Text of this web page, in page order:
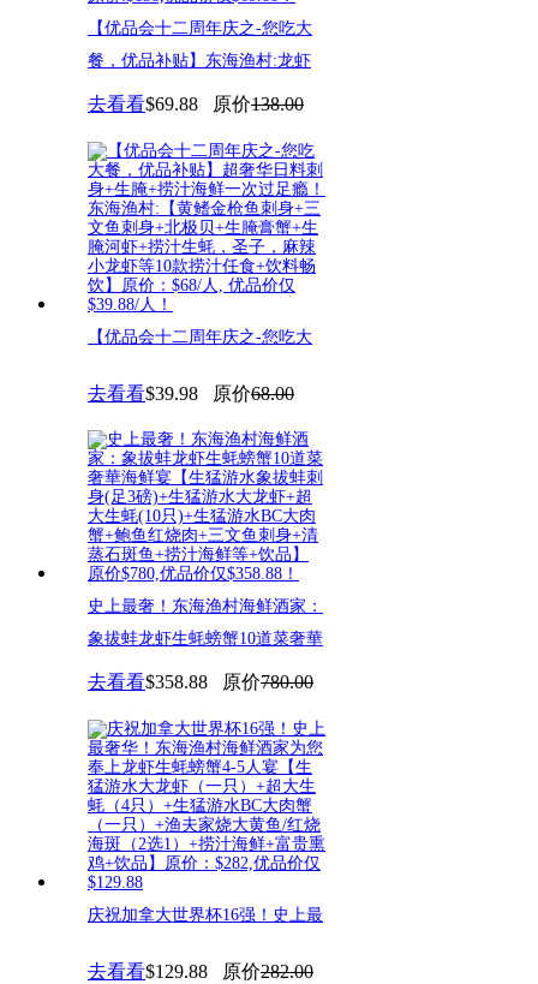
【优品会十二周年庆之-您吃大
餐，优品补贴】东海渔村:龙虾
膏
去看看$69.88 原价138.00
【优品会十二周年庆之-您吃大
+
去看看$39.98 原价68.00
史上最奢！东海渔村海鲜酒家：
象拔蚌龙虾生蚝螃蟹10道菜奢華
去看看$358.88 原价780.00
庆祝加拿大世界杯16强！史上最
去看看$129.88 原价282.00